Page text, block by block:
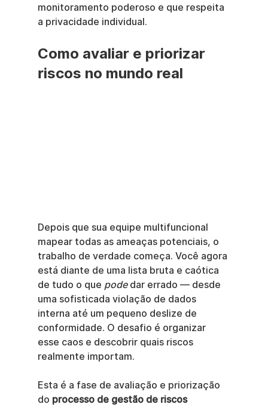
monitoramento poderoso e que respeita
a privacidade individual.
Como avaliar e priorizar
riscos no mundo real
Depois que sua equipe multifuncional
mapear todas as ameaças potenciais, o
trabalho de verdade começa. Você agora
está diante de uma lista bruta e caótica
de tudo o que pode dar errado — desde
uma sofisticada violação de dados
interna até um pequeno deslize de
conformidade. O desafio é organizar
esse caos e descobrir quais riscos
realmente importam.
Esta é a fase de avaliação e priorização
do processo de gestão de riscos